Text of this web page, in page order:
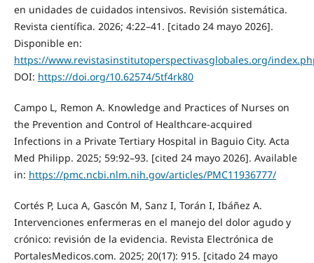
en unidades de cuidados intensivos. Revisión sistemática.
Revista científica. 2026; 4:22–41. [citado 24 mayo 2026].
Disponible en:
https://www.revistasinstitutoperspectivasglobales.org/
DOI: https://doi.org/10.62574/5tf4rk80
Campo L, Remon A. Knowledge and Practices of Nurses on
the Prevention and Control of Healthcare-acquired
Infections in a Private Tertiary Hospital in Baguio City. Acta
Med Philipp. 2025; 59:92–93. [cited 24 mayo 2026]. Available
in: https://pmc.ncbi.nlm.nih.gov/articles/PMC11936777/
Cortés P, Luca A, Gascón M, Sanz I, Torán I, Ibáñez A.
Intervenciones enfermeras en el manejo del dolor agudo y
crónico: revisión de la evidencia. Revista Electrónica de
PortalesMedicos.com. 2025; 20(17): 915. [citado 24 mayo